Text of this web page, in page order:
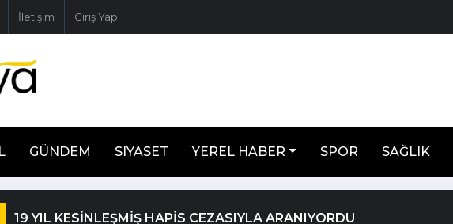
İletişim Giriş Yap
GÜNDEM SIYASET YEREL HABER SPOR SAĞLIK
19 YIL KESİNLEŞMİŞ HAPİS CEZASIYLA ARANIYORDU